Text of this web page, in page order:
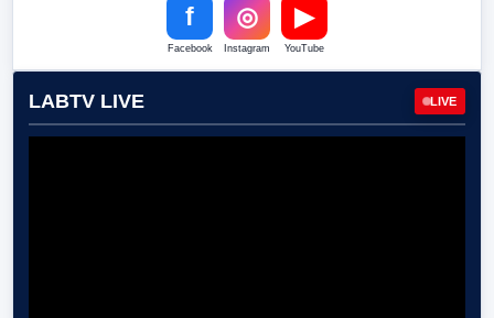
f
Facebook
◎
Instagram
▶
YouTube
LABTV LIVE LIVE